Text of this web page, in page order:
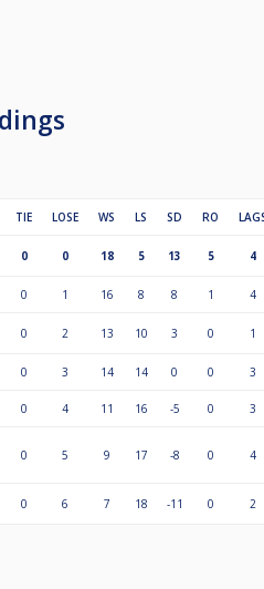
TIE LOSE WS LS SD RO
0 0 18 5 13 5 4
0 1 16 8 8 1 4
0 2 13 10 3 0 1
0 3 14 14 0 0 3
0 4 11 16 -5 0 3
0 5 9 17 -8 0 4
0 6 7 18 -11 0 2